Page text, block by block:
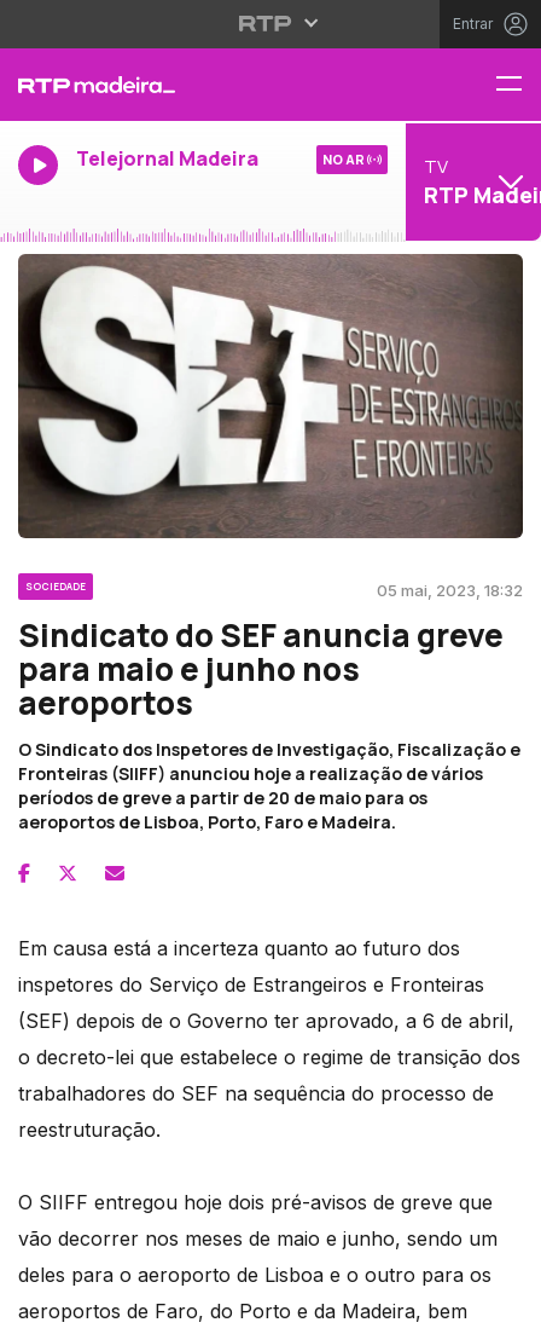
Entrar
Telejornal Madeira NO AR TV
RTP
SOCIEDADE 05 mai, 2023, 18:32
Sindicato do SEF anuncia greve
para maio e junho nos
aeroportos
O Sindicato dos Inspetores de Investigação, Fiscalização e
Fronteiras (SIIFF) anunciou hoje a realização de vários
períodos de greve a partir de 20 de maio para os
aeroportos de Lisboa, Porto, Faro e Madeira.
Em causa está a incerteza quanto ao futuro dos
inspetores do Serviço de Estrangeiros e Fronteiras
(SEF) depois de o Governo ter aprovado, a 6 de abril,
o decreto-lei que estabelece o regime de transição dos
trabalhadores do SEF na sequência do processo de
reestruturação.
O SIIFF entregou hoje dois pré-avisos de greve que
vão decorrer nos meses de maio e junho, sendo um
deles para o aeroporto de Lisboa e o outro para os
aeroportos de Faro, do Porto e da Madeira, bem